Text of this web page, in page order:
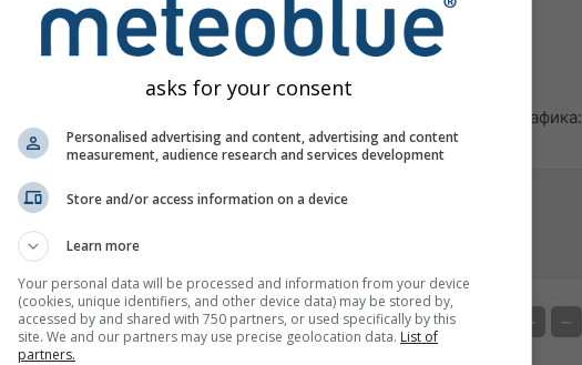
за Prilly пружа све временске информације у 3 једноставна графика:
Швајцарска
+ −
asks for your consent
Personalised advertising and content, advertising and content
measurement, audience research and services development
Store and/or access information on a device
Learn more
Your personal data will be processed and information from your device
(cookies, unique identifiers, and other device data) may be stored by,
accessed by and shared with 750 partners, or used specifically by this
site. We and our partners may use precise geolocation data. List of
partners.